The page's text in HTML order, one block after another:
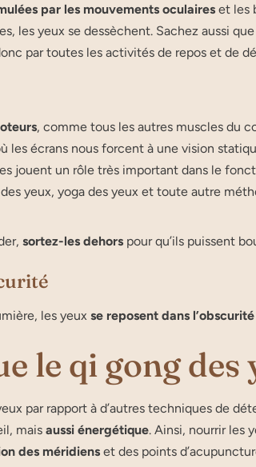
par les mouvements oculaireset les
les yeux se dessèchent. Sachez aussi
par toutes les activités de repos et de
, comme tous les autres muscles du
les écrans nous forcent à une vision
jouent un rôle très important dans le
yeux, yoga des yeux et toute autre
sortez-les dehorspour qu’ils puissent
les yeux se reposent dans l’obscurité
le qi gong des
par rapport à d’autres techniques de
mais aussi énergétique. Ainsi, nourrir les
des méridienset des points